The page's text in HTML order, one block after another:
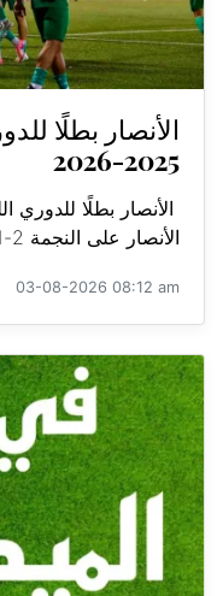
الأنصار بطلًا
2025-2026
الأنصار على النجمة 2-1، في الجولة ال...
03-08-2026 08:12 am